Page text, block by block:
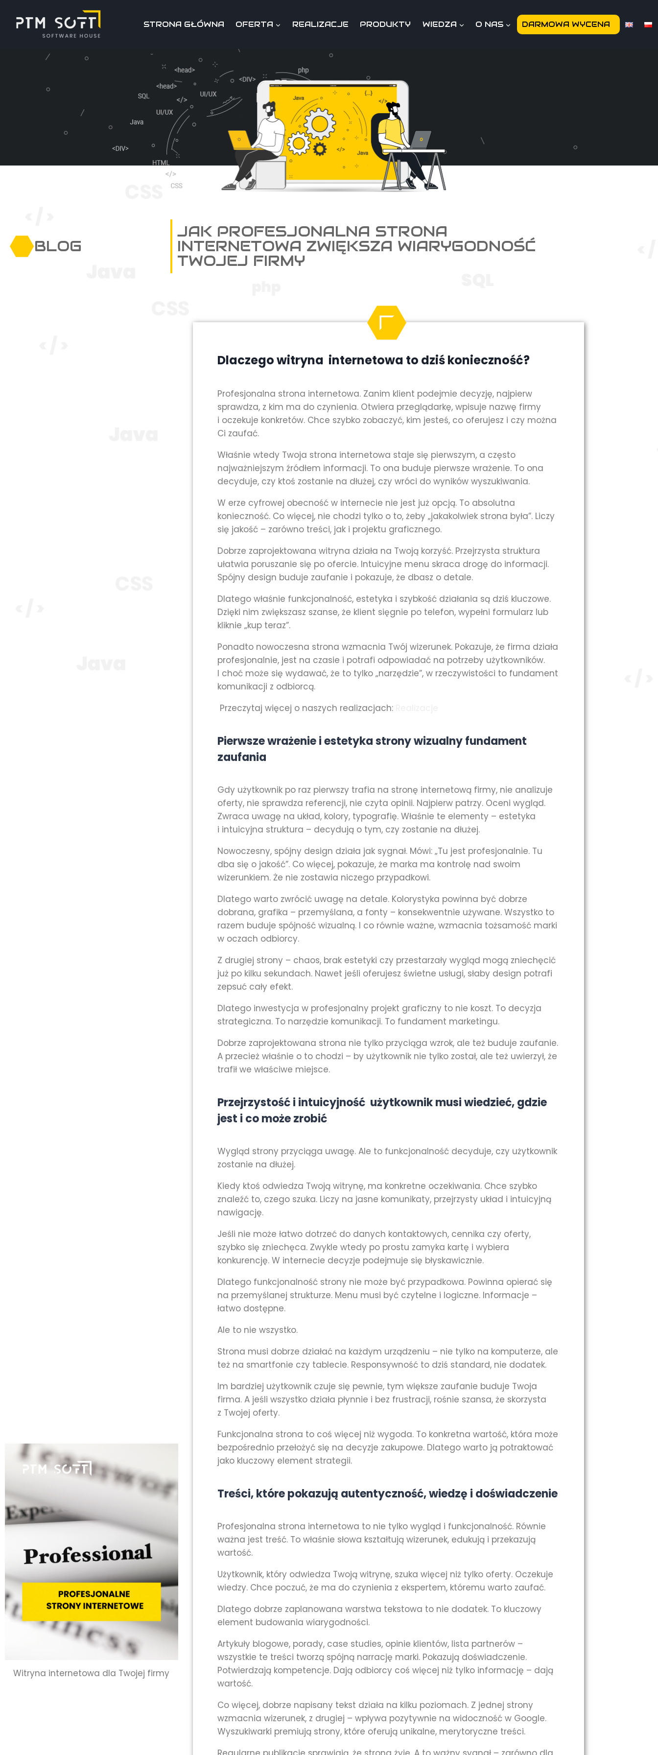
STRONA GŁÓWNA OFERTA REALIZACJE PRODUKTY WIEDZA O NAS DARMOWA WYCENA
BLOG
JAK PROFESJONALNA STRONA
INTERNETOWA ZWIĘKSZA WIARYGODNOŚĆ
TWOJEJ FIRMY
Witryna internetowa dla Twojej firmy
Dlaczego witryna internetowa to dziś konieczność?
Profesjonalna strona internetowa. Zanim klient podejmie decyzję, najpierw
sprawdza, z kim ma do czynienia. Otwiera przeglądarkę, wpisuje nazwę firmy
i oczekuje konkretów. Chce szybko zobaczyć, kim jesteś, co oferujesz i czy można
Ci zaufać.
Właśnie wtedy Twoja strona internetowa staje się pierwszym, a często
najważniejszym źródłem informacji. To ona buduje pierwsze wrażenie. To ona
decyduje, czy ktoś zostanie na dłużej, czy wróci do wyników wyszukiwania.
W erze cyfrowej obecność w internecie nie jest już opcją. To absolutna
konieczność. Co więcej, nie chodzi tylko o to, żeby „jakakolwiek strona była”. Liczy
się jakość – zarówno treści, jak i projektu graficznego.
Dobrze zaprojektowana witryna działa na Twoją korzyść. Przejrzysta struktura
ułatwia poruszanie się po ofercie. Intuicyjne menu skraca drogę do informacji.
Spójny design buduje zaufanie i pokazuje, że dbasz o detale.
Dlatego właśnie funkcjonalność, estetyka i szybkość działania są dziś kluczowe.
Dzięki nim zwiększasz szanse, że klient sięgnie po telefon, wypełni formularz lub
kliknie „kup teraz”.
Ponadto nowoczesna strona wzmacnia Twój wizerunek. Pokazuje, że firma działa
profesjonalnie, jest na czasie i potrafi odpowiadać na potrzeby użytkowników.
I choć może się wydawać, że to tylko „narzędzie”, w rzeczywistości to fundament
komunikacji z odbiorcą.
Przeczytaj więcej o naszych realizacjach:
Pierwsze wrażenie i estetyka strony wizualny fundament
zaufania
Gdy użytkownik po raz pierwszy trafia na stronę internetową firmy, nie analizuje
oferty, nie sprawdza referencji, nie czyta opinii. Najpierw patrzy. Oceni wygląd.
Zwraca uwagę na układ, kolory, typografię. Właśnie te elementy – estetyka
i intuicyjna struktura – decydują o tym, czy zostanie na dłużej.
Nowoczesny, spójny design działa jak sygnał. Mówi: „Tu jest profesjonalnie. Tu
dba się o jakość”. Co więcej, pokazuje, że marka ma kontrolę nad swoim
wizerunkiem. Że nie zostawia niczego przypadkowi.
Dlatego warto zwrócić uwagę na detale. Kolorystyka powinna być dobrze
dobrana, grafika – przemyślana, a fonty – konsekwentnie używane. Wszystko to
razem buduje spójność wizualną. I co równie ważne, wzmacnia tożsamość marki
w oczach odbiorcy.
Z drugiej strony – chaos, brak estetyki czy przestarzały wygląd mogą zniechęcić
już po kilku sekundach. Nawet jeśli oferujesz świetne usługi, słaby design potrafi
zepsuć cały efekt.
Dlatego inwestycja w profesjonalny projekt graficzny to nie koszt. To decyzja
strategiczna. To narzędzie komunikacji. To fundament marketingu.
Dobrze zaprojektowana strona nie tylko przyciąga wzrok, ale też buduje zaufanie.
A przecież właśnie o to chodzi – by użytkownik nie tylko został, ale też uwierzył, że
trafił we właściwe miejsce.
Przejrzystość i intuicyjność użytkownik musi wiedzieć, gdzie
jest i co może zrobić
Wygląd strony przyciąga uwagę. Ale to funkcjonalność decyduje, czy użytkownik
zostanie na dłużej.
Kiedy ktoś odwiedza Twoją witrynę, ma konkretne oczekiwania. Chce szybko
znaleźć to, czego szuka. Liczy na jasne komunikaty, przejrzysty układ i intuicyjną
nawigację.
Jeśli nie może łatwo dotrzeć do danych kontaktowych, cennika czy oferty,
szybko się zniechęca. Zwykle wtedy po prostu zamyka kartę i wybiera
konkurencję. W internecie decyzje podejmuje się błyskawicznie.
Dlatego funkcjonalność strony nie może być przypadkowa. Powinna opierać się
na przemyślanej strukturze. Menu musi być czytelne i logiczne. Informacje –
łatwo dostępne.
Ale to nie wszystko.
Strona musi dobrze działać na każdym urządzeniu – nie tylko na komputerze, ale
też na smartfonie czy tablecie. Responsywność to dziś standard, nie dodatek.
Im bardziej użytkownik czuje się pewnie, tym większe zaufanie buduje Twoja
firma. A jeśli wszystko działa płynnie i bez frustracji, rośnie szansa, że skorzysta
z Twojej oferty.
Funkcjonalna strona to coś więcej niż wygoda. To konkretna wartość, która może
bezpośrednio przełożyć się na decyzje zakupowe. Dlatego warto ją potraktować
jako kluczowy element strategii.
Treści, które pokazują autentyczność, wiedzę i doświadczenie
Profesjonalna strona internetowa to nie tylko wygląd i funkcjonalność. Równie
ważna jest treść. To właśnie słowa kształtują wizerunek, edukują i przekazują
wartość.
Użytkownik, który odwiedza Twoją witrynę, szuka więcej niż tylko oferty. Oczekuje
wiedzy. Chce poczuć, że ma do czynienia z ekspertem, któremu warto zaufać.
Dlatego dobrze zaplanowana warstwa tekstowa to nie dodatek. To kluczowy
element budowania wiarygodności.
Artykuły blogowe, porady, case studies, opinie klientów, lista partnerów –
wszystkie te treści tworzą spójną narrację marki. Pokazują doświadczenie.
Potwierdzają kompetencje. Dają odbiorcy coś więcej niż tylko informację – dają
wartość.
Co więcej, dobrze napisany tekst działa na kilku poziomach. Z jednej strony
wzmacnia wizerunek, z drugiej – wpływa pozytywnie na widoczność w Google.
Wyszukiwarki premiują strony, które oferują unikalne, merytoryczne treści.